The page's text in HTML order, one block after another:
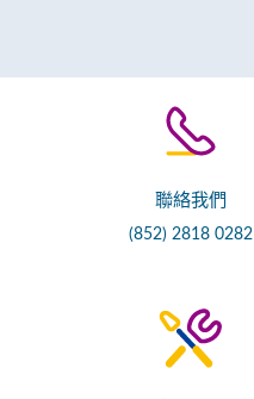
聯絡我們
(852) 2818 0282